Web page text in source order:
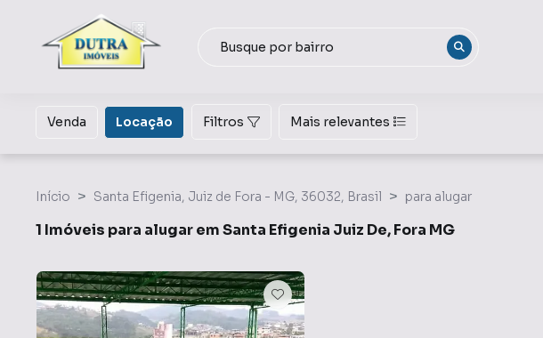
Venda Locação Filtros Mais relevantes
Início Santa Efigenia, Juiz de Fora - MG, 36032, Brasil para alugar
1 Imóveis para alugar em Santa Efigenia Juiz De, Fora MG